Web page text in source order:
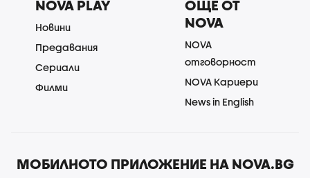
NOVA PLAY
Новини
Предавания
Сериали
Филми
ОЩЕ ОТ
NOVA
NOVA
отговорност
NOVA Кариери
News in English
МОБИЛНОТО ПРИЛОЖЕНИЕ НА NOVA.BG